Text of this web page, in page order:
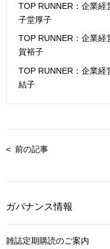
TOP RUNNER：企業
子堂厚子
TOP RUNNER：企業
賀裕子
TOP RUNNER：企業
結子
前の記事
ガバナンス情報
雑誌定期購読のご案内